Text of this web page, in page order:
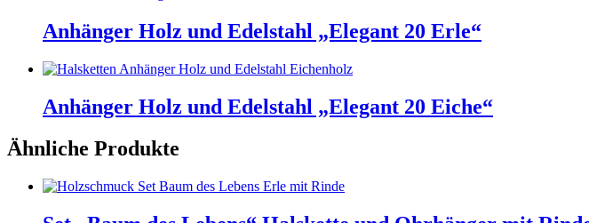
Anhänger Holz und Edelstahl „Elegant 20 Erle“
Anhänger Holz und Edelstahl „Elegant 20 Eiche“
Ähnliche Produkte